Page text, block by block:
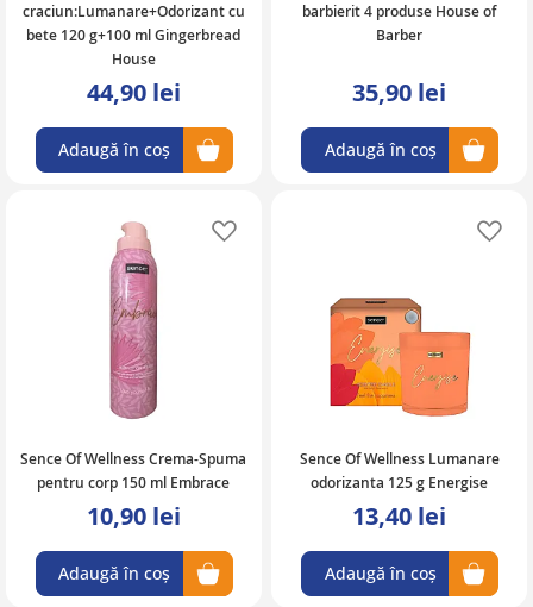
craciun:Lumanare+Odorizant cu
bete 120 g+100 ml Gingerbread
House
44,90 lei
Adaugă în coș
barbierit 4 produse House of
Barber
35,90 lei
Adaugă în coș
Sence Of Wellness Crema-Spuma
pentru corp 150 ml Embrace
10,90 lei
Adaugă în coș
Sence Of Wellness Lumanare
odorizanta 125 g Energise
13,40 lei
Adaugă în coș